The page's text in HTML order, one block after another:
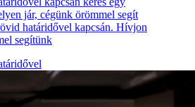
jár, cégünk örömmel segít
határidővel kapcsán. Hívjon
segítünk